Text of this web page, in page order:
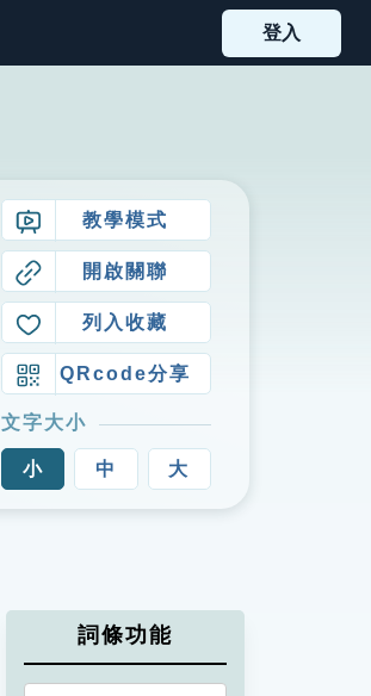
登入
教學模式
開啟關聯
列入收藏
QRcode分享
文字大小
小 中 大
詞條功能